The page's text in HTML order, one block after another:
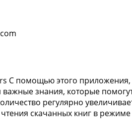
С помощью этого приложения,
знания, которые
регулярно
скачанных книг в